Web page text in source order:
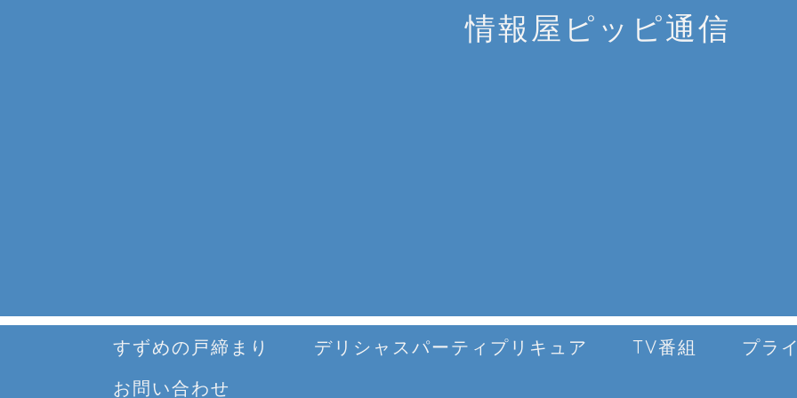
情報屋ピッピ通信
すずめの戸締まり デリシャスパーティプリキュア TV番組
プラ
お問い合わせ